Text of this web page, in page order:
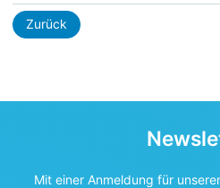
Zurück
Mit einer Anmeldung für